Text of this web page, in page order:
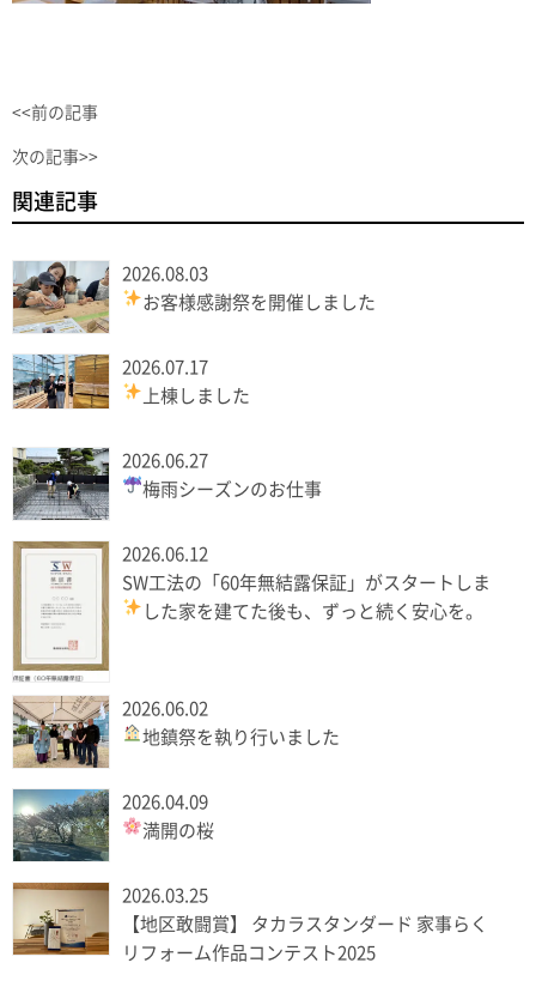
<<前の記事
次の記事>>
関連記事
2026.08.03
お客様感謝祭を開催しました
2026.07.17
上棟しました
2026.06.27
梅雨シーズンのお仕事
2026.06.12
SW工法の「60年無結露保証」がスタートしま
した家を建てた後も、ずっと続く安心を。
2026.06.02
地鎮祭を執り行いました
2026.04.09
満開の桜
2026.03.25
【地区敢闘賞】 タカラスタンダード 家事らく
リフォーム作品コンテスト2025